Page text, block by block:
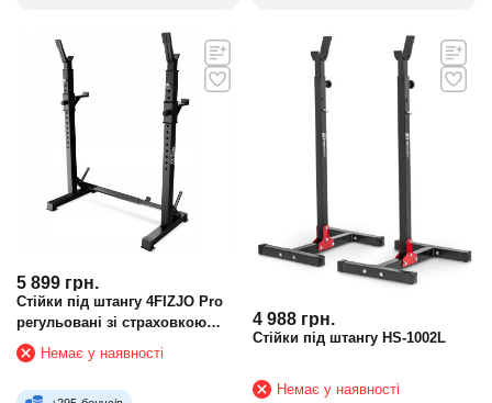
5 899 грн.
Стійки під штангу 4FIZJO Pro
регульовані зі страховкою
Black
Немає у наявності
4 988 грн.
Стійки під штангу HS-1002L
Немає у наявності